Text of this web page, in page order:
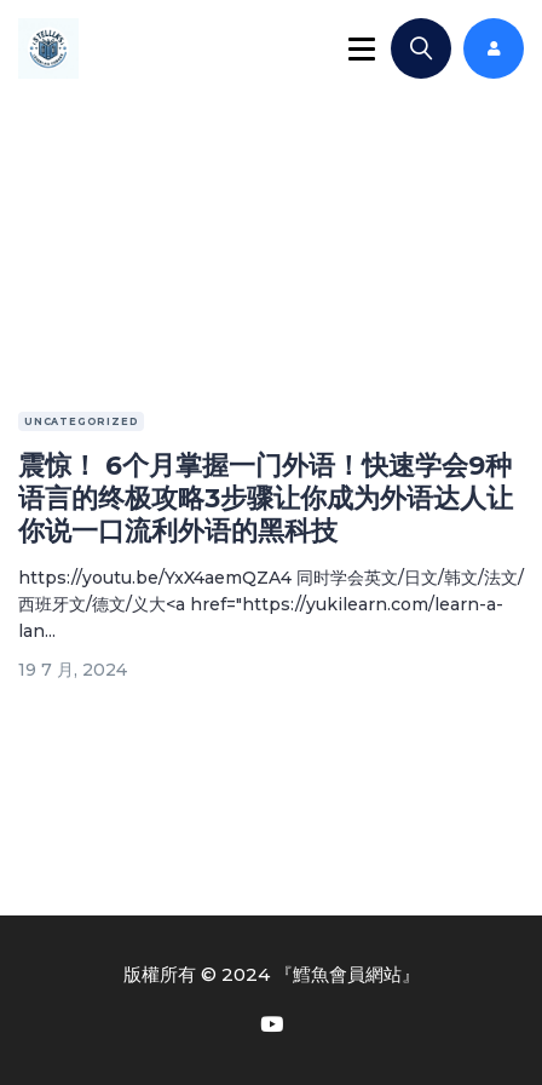
UNCATEGORIZED
震惊！ 6个月掌握一门外语！快速学会9种
语言的终极攻略3步骤让你成为外语达人让
你说一口流利外语的黑科技
https://youtu.be/YxX4aemQZA4 同时学会英文/日文/韩文/法文/
西班牙文/德文/义大<a href="https://yukilearn.com/learn-a-
lan...
19 7 月, 2024
版權所有 © 2024 『鱈魚會員網站』